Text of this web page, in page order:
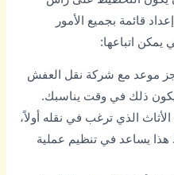
قائمة بجميع الأمور
يمكن اتباعها:
موعد مع شركة نقل العفش
ذلك في وقت يناسبك.
الذي ترغب في نقله أولاً،
هذا يساعد في تنظيم عملية